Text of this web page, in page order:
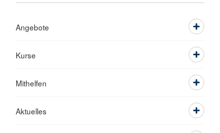
Angebote
Kurse
Mithelfen
Aktuelles